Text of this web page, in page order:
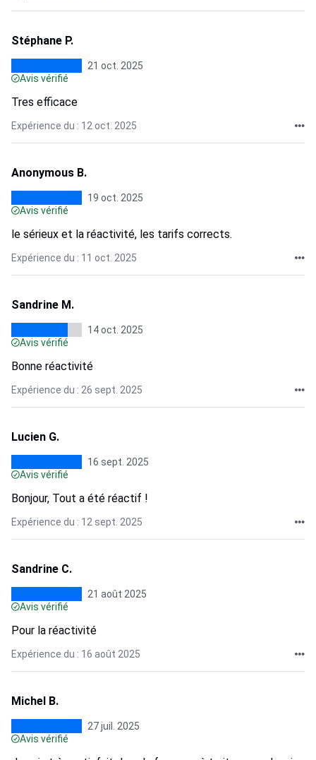
Stéphane P.
21 oct. 2025
Avis vérifié
Tres efficace
Expérience du : 12 oct. 2025
Anonymous B.
19 oct. 2025
Avis vérifié
le sérieux et la réactivité, les tarifs corrects.
Expérience du : 11 oct. 2025
Sandrine M.
14 oct. 2025
Avis vérifié
Bonne réactivité
Expérience du : 26 sept. 2025
Lucien G.
16 sept. 2025
Avis vérifié
Bonjour, Tout a été réactif !
Expérience du : 12 sept. 2025
Sandrine C.
21 août 2025
Avis vérifié
Pour la réactivité
Expérience du : 16 août 2025
Michel B.
27 juil. 2025
Avis vérifié